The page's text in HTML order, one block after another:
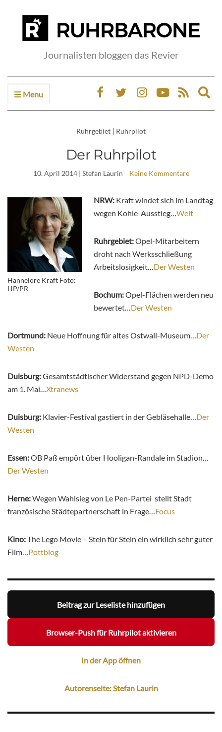
Journalisten bloggen das Revier
Menu
Ruhrgebiet | Ruhrpilot
Der Ruhrpilot
10. April 2014| Stefan Laurin Keine Kommentare
Hannelore Kraft Foto:
HP/PR
NRW: Kraft windet sich im Landtag
wegen Kohle-Ausstieg…Welt
Ruhrgebiet:Opel-Mitarbeitern
droht nach Werksschließung
Arbeitslosigkeit…Der Westen
Bochum:Opel-Flächen werden neu
bewertet…Der Westen
Dortmund: Neue Hoffnung für altes Ostwall-Museum…Der
Westen
Duisburg:Gesamtstädtischer Widerstand gegen NPD-Demo
am 1. Mai…Xtranews
Duisburg: Klavier-Festival gastiert in der Gebläsehalle…Der
Westen
Essen:OB Paß empört über Hooligan-Randale im Stadion…
Der Westen
Herne:Wegen Wahlsieg von Le Pen-Partei stellt Stadt
französische Städtepartnerschaft in Frage…Focus
Kino:The Lego Movie – Stein für Stein ein wirklich sehr guter
Film…Pottblog
Beitrag zur Leseliste hinzufügen
Browser-Push für Ruhrpilot aktivieren
In der App öffnen
Autorenseite: Stefan Laurin